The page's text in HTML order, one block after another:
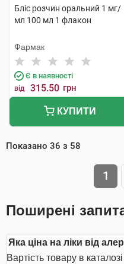
Бліс розчин оральний 1 мг/
мл 100 мл 1 флакон
Фармак
Є в наявності
від 315.50 грн
КУПИТИ
Показано 36 з 58
1
Поширені
Яка ціна на ліки від
Вартість товару в